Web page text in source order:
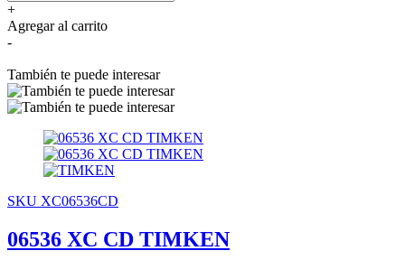
+
Agregar al carrito
-
También te puede interesar
SKU XC06536CD
06536 XC CD TIMKEN